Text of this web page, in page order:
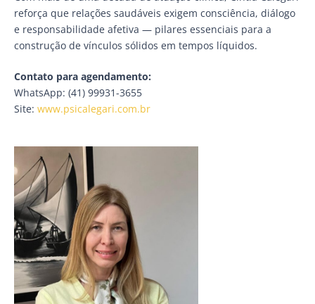
reforça que relações saudáveis exigem consciência, diálogo
e responsabilidade afetiva — pilares essenciais para a
construção de vínculos sólidos em tempos líquidos.
Contato para agendamento:
WhatsApp: (41) 99931-3655
Site: www.psicalegari.com.br